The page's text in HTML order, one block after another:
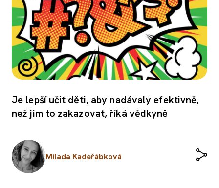
PORADNA
Je lepší učit děti, aby nadávaly efektivně,
než jim to zakazovat, říká vědkyně
Milada Kadeřábková